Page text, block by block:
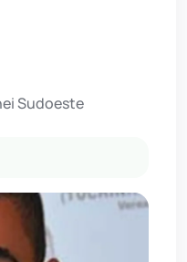
Sudoeste